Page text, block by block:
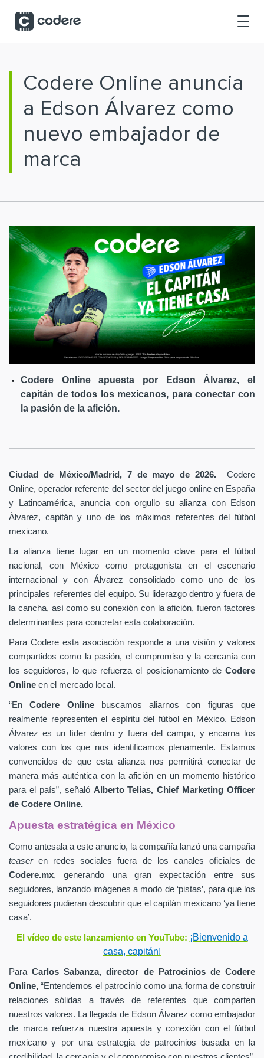
Codere Online anuncia
a Edson Álvarez como
nuevo embajador de
marca
Codere Online apuesta por Edson Álvarez, el
capitán de todos los mexicanos, para conectar con
la pasión de la afición.
Ciudad de México/Madrid, 7 de mayo de 2026. Codere
Online, operador referente del sector del juego online en España
y Latinoamérica, anuncia con orgullo su alianza con Edson
Álvarez, capitán y uno de los máximos referentes del fútbol
mexicano.
La alianza tiene lugar en un momento clave para el fútbol
nacional, con México como protagonista en el escenario
internacional y con Álvarez consolidado como uno de los
principales referentes del equipo. Su liderazgo dentro y fuera de
la cancha, así como su conexión con la afición, fueron factores
determinantes para concretar esta colaboración.
Para Codere esta asociación responde a una visión y valores
compartidos como la pasión, el compromiso y la cercanía con
los seguidores, lo que refuerza el posicionamiento de Codere
Online en el mercado local.
“EnCodere Onlinebuscamos aliarnos con figuras que
realmente representen el espíritu del fútbol en México. Edson
Álvarez es un líder dentro y fuera del campo, y encarna los
valores con los que nos identificamos plenamente. Estamos
convencidos de que esta alianza nos permitirá conectar de
manera más auténtica con la afición en un momento histórico
para el país”, señaló Alberto Telias,Chief Marketing Officer
de Codere Online.
Apuesta estratégica en México
Como antesala a este anuncio, la compañía lanzó una campaña
teaseren redes sociales fuera de los canales oficiales de
Codere.mx,
generando una gran expectación entre sus
seguidores, lanzando imágenes a modo de ‘pistas’, para que los
seguidores pudieran descubrir que el capitán mexicano ‘ya tiene
casa’.
El vídeo de este lanzamiento en YouTube: ¡Bienvenido a
casa, capitán!
ParaCarlos Sabanza, director de Patrocinios de Codere
Online, “Entendemos el patrocinio como una forma de construir
relaciones sólidas a través de referentes que comparten
nuestros valores. La llegada de Edson Álvarez como embajador
de marca refuerza nuestra apuesta y conexión con el fútbol
mexicano y por una estrategia de patrocinios basada en la